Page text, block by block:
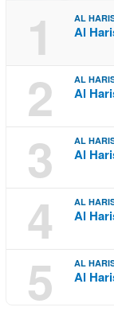
1 AL
Al
2 AL
Al
3 AL
Al
4 AL
Al
5 AL
Al